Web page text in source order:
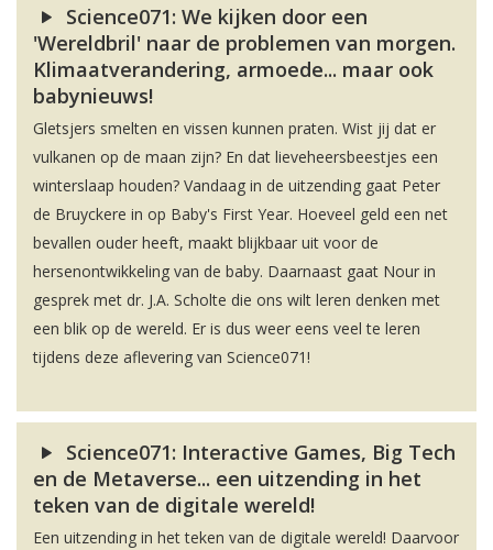
Science071: We kijken door een
'Wereldbril' naar de problemen van morgen.
Klimaatverandering, armoede... maar ook
babynieuws!
Gletsjers smelten en vissen kunnen praten. Wist jij dat er
vulkanen op de maan zijn? En dat lieveheersbeestjes een
winterslaap houden? Vandaag in de uitzending gaat Peter
de Bruyckere in op Baby's First Year. Hoeveel geld een net
bevallen ouder heeft, maakt blijkbaar uit voor de
hersenontwikkeling van de baby. Daarnaast gaat Nour in
gesprek met dr. J.A. Scholte die ons wilt leren denken met
een blik op de wereld. Er is dus weer eens veel te leren
tijdens deze aflevering van Science071!
Science071: Interactive Games, Big Tech
en de Metaverse... een uitzending in het
teken van de digitale wereld!
Een uitzending in het teken van de digitale wereld! Daarvoor